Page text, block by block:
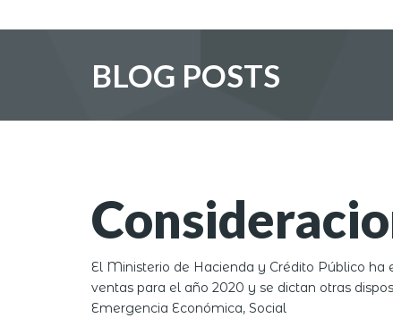
BLOG POSTS
El Ministerio de Hacienda y Crédito Público ha
ventas para el año 2020 y se dictan otras
Emergencia Económica, Social